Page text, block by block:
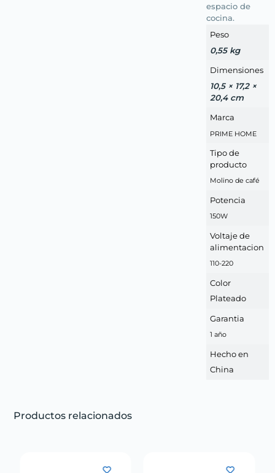
espacio de
cocina.
Peso
0,55 kg
Dimensiones
10,5 × 17,2 ×
20,4 cm
Marca
PRIME HOME
Tipo de
producto
Molino de café
Potencia
150W
Voltaje de
alimentacion
110-220
Color
Plateado
Garantia
1 año
Hecho en
China
Productos relacionados